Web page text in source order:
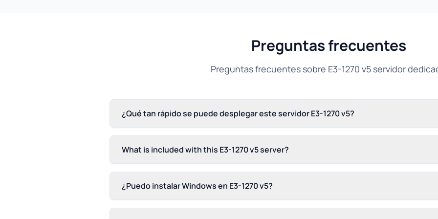
Preguntas frecuentes
Preguntas frecuentes sobre E3-1270 v5 servidor
¿Qué tan rápido se puede desplegar este servidor E3-1270 v5?
What is included with this E3-1270 v5 server?
¿Puedo instalar Windows en E3-1270 v5?